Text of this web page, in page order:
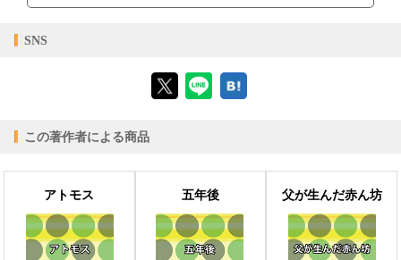
【対応デバイス】
【PC版ConTenDoビューア】
【モバイルビューア】
SNS
この著作者による商品
アトモス 五年後 父が生んだ赤ん坊